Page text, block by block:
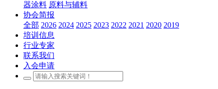
器涂料 原料与辅料
协会简报
全部 2026 2024 2025 2023 2022 2021 2020 2019
培训信息
行业专家
联系我们
入会申请